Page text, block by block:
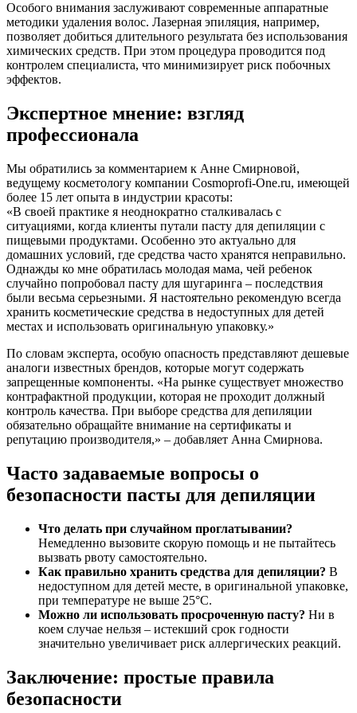
Особого внимания заслуживают современные аппаратные
методики удаления волос. Лазерная эпиляция, например,
позволяет добиться длительного результата без использования
химических средств. При этом процедура проводится под
контролем специалиста, что минимизирует риск побочных
эффектов.
Экспертное мнение: взгляд
профессионала
Мы обратились за комментарием к Анне Смирновой,
ведущему косметологу компании Cosmoprofi-One.ru, имеющей
более 15 лет опыта в индустрии красоты:
«В своей практике я неоднократно сталкивалась с
ситуациями, когда клиенты путали пасту для депиляции с
пищевыми продуктами. Особенно это актуально для
домашних условий, где средства часто хранятся неправильно.
Однажды ко мне обратилась молодая мама, чей ребенок
случайно попробовал пасту для шугаринга – последствия
были весьма серьезными. Я настоятельно рекомендую всегда
хранить косметические средства в недоступных для детей
местах и использовать оригинальную упаковку.»
По словам эксперта, особую опасность представляют дешевые
аналоги известных брендов, которые могут содержать
запрещенные компоненты. «На рынке существует множество
контрафактной продукции, которая не проходит должный
контроль качества. При выборе средства для депиляции
обязательно обращайте внимание на сертификаты и
репутацию производителя,» – добавляет Анна Смирнова.
Часто задаваемые вопросы о
безопасности пасты для депиляции
Что делать при случайном проглатывании?
Немедленно вызовите скорую помощь и не пытайтесь
вызвать рвоту самостоятельно.
Как правильно хранить средства для депиляции? В
недоступном для детей месте, в оригинальной упаковке,
при температуре не выше 25°C.
Можно ли использовать просроченную пасту? Ни в
коем случае нельзя – истекший срок годности
значительно увеличивает риск аллергических реакций.
Заключение: простые правила
безопасности